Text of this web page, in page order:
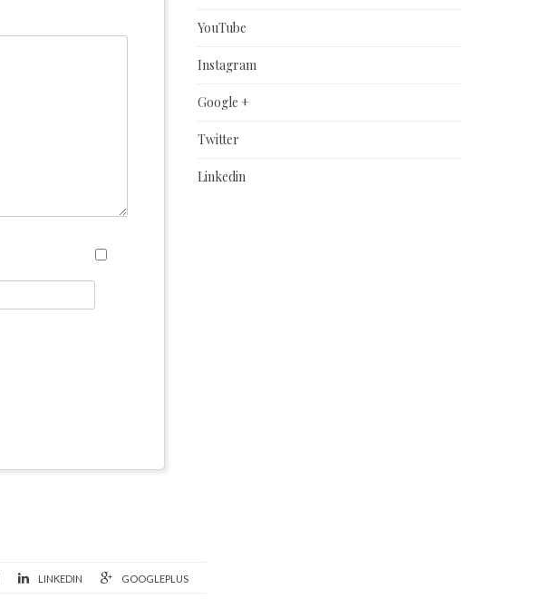
YouTube
Instagram
Google +
Twitter
Linkedin
LINKEDIN GOOGLEPLUS